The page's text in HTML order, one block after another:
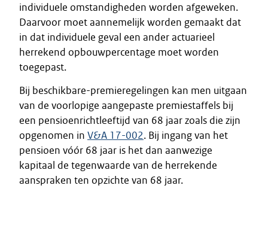
individuele omstandigheden worden afgeweken.
Daarvoor moet aannemelijk worden gemaakt dat
in dat individuele geval een ander actuarieel
herrekend opbouwpercentage moet worden
toegepast.
Bij beschikbare-premieregelingen kan men uitgaan
van de voorlopige aangepaste premiestaffels bij
een pensioenrichtleeftijd van 68 jaar zoals die zijn
opgenomen in V&A 17-002. Bij ingang van het
pensioen vóór 68 jaar is het dan aanwezige
kapitaal de tegenwaarde van de herrekende
aanspraken ten opzichte van 68 jaar.